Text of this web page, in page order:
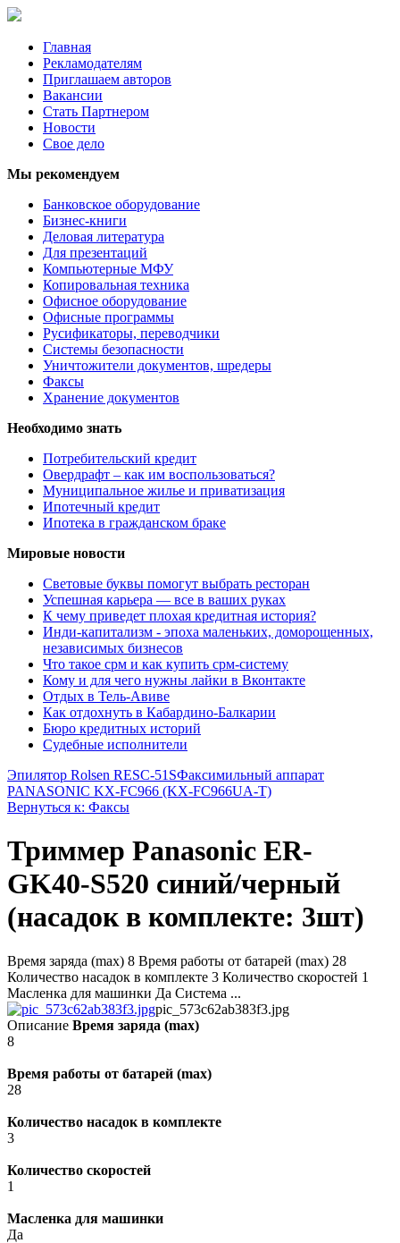
Главная
Рекламодателям
Приглашаем авторов
Вакансии
Стать Партнером
Новости
Свое дело
Мы рекомендуем
Банковское оборудование
Бизнес-книги
Деловая литература
Для презентаций
Компьютерные МФУ
Копировальная техника
Офисное оборудование
Офисные программы
Русификаторы, переводчики
Системы безопасности
Уничтожители документов, шредеры
Факсы
Хранение документов
Необходимо знать
Потребительский кредит
Овердрафт – как им воспользоваться?
Муниципальное жилье и приватизация
Ипотечный кредит
Ипотека в гражданском браке
Мировые новости
Световые буквы помогут выбрать ресторан
Успешная карьера — все в ваших руках
К чему приведет плохая кредитная история?
Инди-капитализм - эпоха маленьких, доморощенных,
независимых бизнесов
Что такое срм и как купить срм-систему
Кому и для чего нужны лайки в Вконтакте
Отдых в Тель-Авиве
Как отдохнуть в Кабардино-Балкарии
Бюро кредитных историй
Судебные исполнители
Эпилятор Rolsen RESC-51SФаксимильный аппарат
PANASONIC KX-FC966 (KX-FC966UA-T)
Вернуться к: Факсы
Триммер Panasonic ER-
GK40-S520 синий/черный
(насадок в комплекте: 3шт)
Время заряда (max) 8 Время работы от батарей (max) 28
Количество насадок в комплекте 3 Количество скоростей 1
Масленка для машинки Да Система ...
pic_573c62ab383f3.jpg
Описание Время заряда (max)
8
Время работы от батарей (max)
28
Количество насадок в комплекте
3
Количество скоростей
1
Масленка для машинки
Да